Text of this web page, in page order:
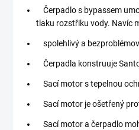
Čerpadlo s bypassem
tlaku rozstřiku vody. Navíc
spolehlivý a
Čerpadla konstruuje
Sací motor s tepelnou
Sací motor je ošetřený
Sací motor a čerpadlo